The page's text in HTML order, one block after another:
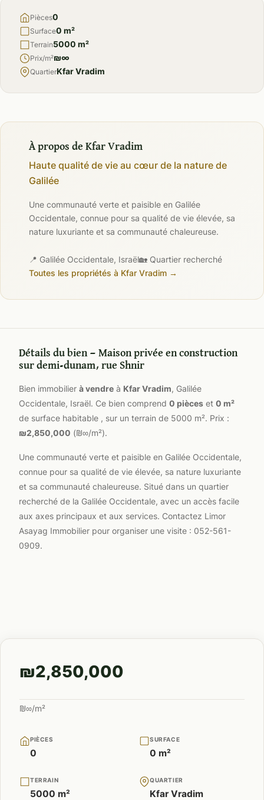
Pièces0
Surface0 m²
Terrain5000 m²
Prix/m²₪∞
QuartierKfar Vradim
À propos de Kfar Vradim
Haute qualité de vie au cœur de la nature de
Galilée
Une communauté verte et paisible en Galilée
Occidentale, connue pour sa qualité de vie élevée, sa
nature luxuriante et sa communauté chaleureuse.
📍 Galilée Occidentale, Israël🏡 Quartier recherché
Toutes les propriétés à Kfar Vradim →
Détails du bien — Maison privée en construction
sur demi-dunam, rue Shnir
Bien immobilier à vendre à Kfar Vradim, Galilée
Occidentale, Israël. Ce bien comprend 0 pièces et 0 m²
de surface habitable , sur un terrain de 5000 m². Prix :
₪2,850,000 (₪∞/m²).
Une communauté verte et paisible en Galilée Occidentale,
connue pour sa qualité de vie élevée, sa nature luxuriante
et sa communauté chaleureuse. Situé dans un quartier
recherché de la Galilée Occidentale, avec un accès facile
aux axes principaux et aux services. Contactez Limor
Asayag Immobilier pour organiser une visite : 052-561-
0909.
₪2,850,000
₪∞/m²
PIÈCES
0
SURFACE
0 m²
TERRAIN
5000 m²
QUARTIER
Kfar Vradim